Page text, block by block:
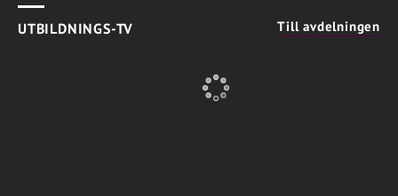
UTBILDNINGS-TV Till avdelningen